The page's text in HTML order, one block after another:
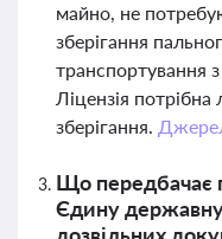
майно, не
зберігання
транспортування
Ліцензія
зберігання.
Що передбачає
Єдину